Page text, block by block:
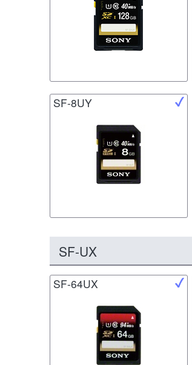
SF-8UY
SF-UX
SF-64UX